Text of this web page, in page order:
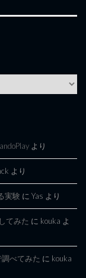
より
より
実験 に Yas より
てみた に kouka よ
べてみた に kouka